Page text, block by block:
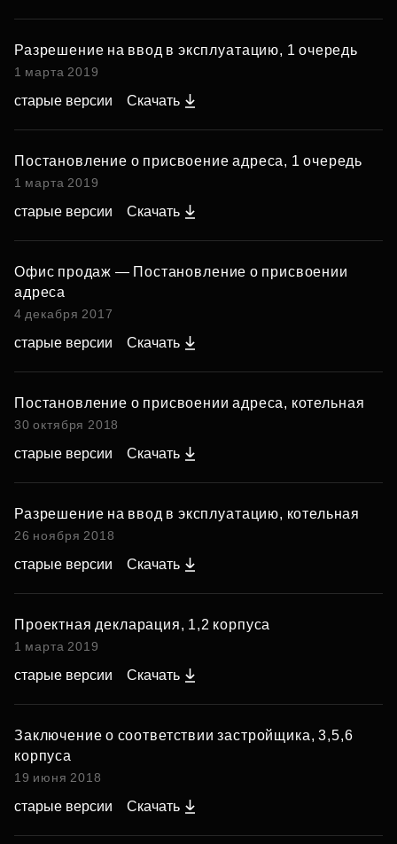
Разрешение на ввод в эксплуатацию, 1 очередь
1 марта 2019
старые версии Скачать
Постановление о присвоение адреса, 1 очередь
1 марта 2019
старые версии Скачать
Офис продаж — Постановление о присвоении
адреса
4 декабря 2017
старые версии Скачать
Постановление о присвоении адреса, котельная
30 октября 2018
старые версии Скачать
Разрешение на ввод в эксплуатацию, котельная
26 ноября 2018
старые версии Скачать
Проектная декларация, 1,2 корпуса
1 марта 2019
старые версии Скачать
Заключение о соответствии застройщика, 3,5,6
корпуса
19 июня 2018
старые версии Скачать